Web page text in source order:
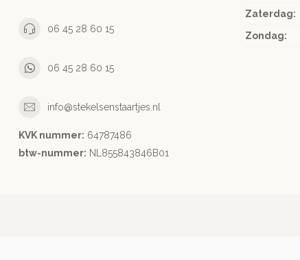
06 45 28 60 15
06 45 28 60 15
info@stekelsenstaartjes.nl
KVK nummer: 64787486
btw-nummer: NL855843846B01
Zaterdag:
Zondag: